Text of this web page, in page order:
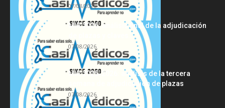
07/08/2026
MIR 2026: análisis final de la adjudicación
de plazas y claves...
07/08/2026
MIR 2025-2026: análisis de la tercera
semana de adjudicación de plazas
07/08/2026